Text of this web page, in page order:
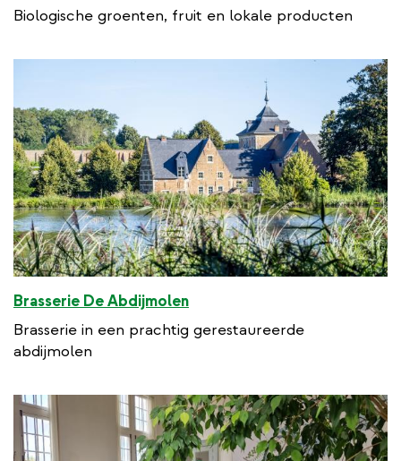
Biologische groenten, fruit en lokale producten
Brasserie De Abdijmolen
Brasserie in een prachtig gerestaureerde
abdijmolen